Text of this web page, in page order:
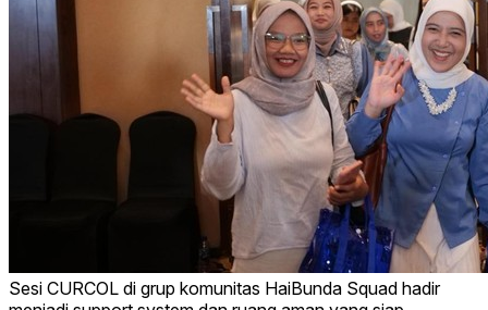
Sesi CURCOL di grup komunitas HaiBunda Squad hadir